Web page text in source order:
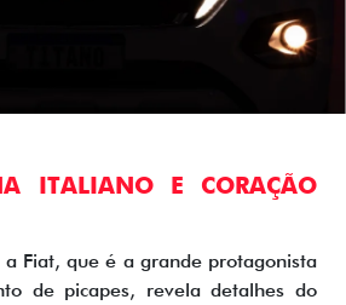
ITALIANO E CORAÇÃO
a Fiat, que é a grande protagonista
de picapes, revela detalhes do